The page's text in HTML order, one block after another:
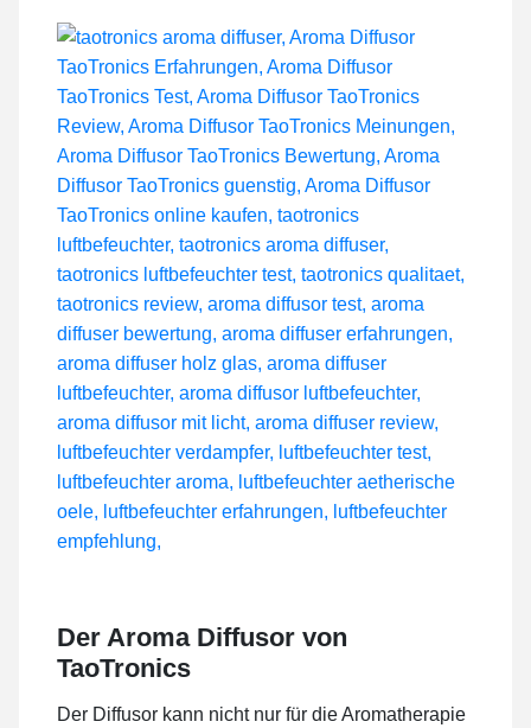
Der Aroma Diffusor von
TaoTronics
Der Diffusor kann nicht nur für die Aromatherapie